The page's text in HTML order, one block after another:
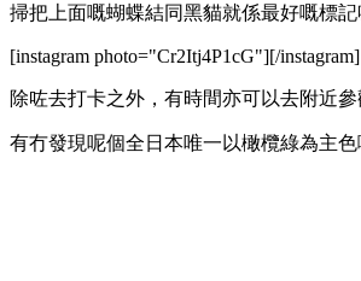
掃把上面嘅蝴蝶結同黑貓就係最好嘅標記
[instagram photo="Cr2Itj4P1cG"][/instagram]
除咗去打卡之外，有時間亦可以去附近參
有冇發現呢個全日本唯一以橄欖綠為主色